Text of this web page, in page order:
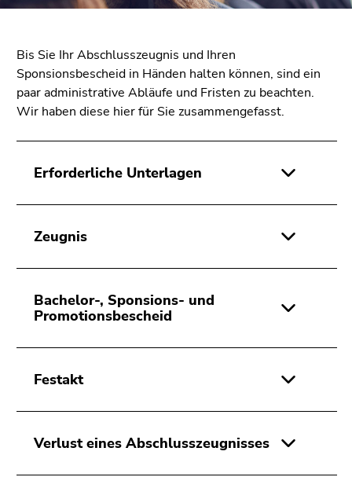
Zum
Inhalt
(Zugriffstaste
Positionsanzeige
2)
Hauptnavigation
Zur
Unternavigation
Zu
Zusatzinformationen
Zu
Bis Sie Ihr Abschlusszeugnis und Ihren
Sponsionsbescheid in Händen halten können, sind ein
paar administrative Abläufe und Fristen zu beachten.
Wir haben diese hier für Sie zusammengefasst.
Erforderliche Unterlagen
Zeugnis
Bachelor-, Sponsions- und
Promotionsbescheid
Festakt
Verlust eines Abschlusszeugnisses